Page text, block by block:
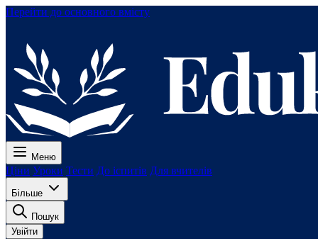
Перейти до основного вмісту
Меню
Ціни Уроки Тести До іспитів Для вчителів
Більше
Пошук
Увійти